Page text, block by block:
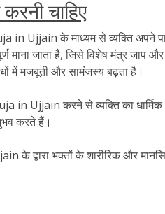
चाहिए
Ujjain के माध्यम से व्यक्ति अपने
माना जाता है, जिसे विशेष मंत्र जाप
में मजबूती और सामंजस्य बढ़ता है।
in Ujjain करने से व्यक्ति का धार्मिक
करते हैं।
द्वारा भक्तों के शारीरिक और